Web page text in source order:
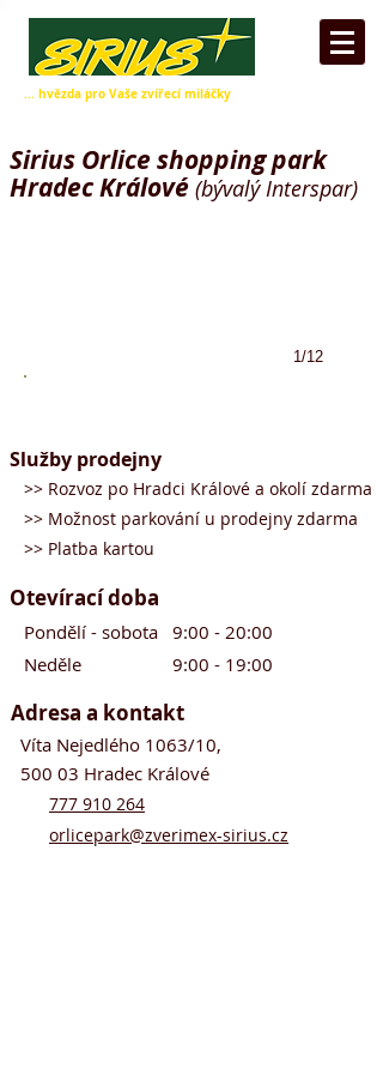
... hvězda pro Vaše zvířecí miláčky
Sirius Orlice shopping park
Hradec Králové (bývalý Interspar)
1/12
Služby prodejny
>> Rozvoz po Hradci Králové a okolí zdarma
>> Možnost parkování u prodejny zdarma
>> Platba kartou
Otevírací doba
Pondělí - sobota 9:00 - 20:00
Neděle 9:00 - 19:00
Adresa a kontakt
Víta Nejedlého 1063/10,
500 03 Hradec Králové
777 910 264
orlicepark@zverimex-sirius.cz